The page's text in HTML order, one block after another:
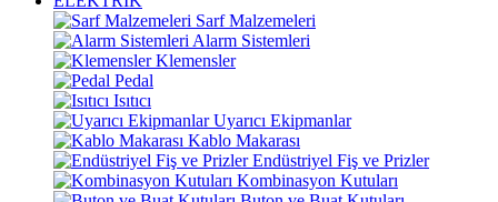
Sarf Malzemeleri
Alarm Sistemleri
Klemensler
Pedal
Isıtıcı
Uyarıcı Ekipmanlar
Kablo Makarası
Endüstriyel Fiş ve Prizler
Kombinasyon Kutuları